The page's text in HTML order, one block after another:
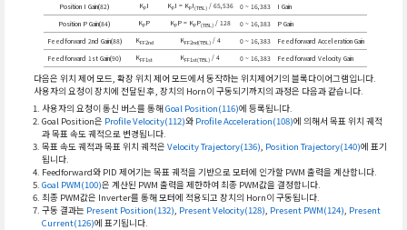
Position I Gain(82)
KPI KPI = KPI(TBL)/ 65,536 0 ~ 16,383
I Gain
Position P Gain(84)
KPP KPP = KPP(TBL)/ 128 0 ~ 16,383
P Gain
Feedforward 2nd Gain(88)
KFF2nd KFF2nd(TBL)/ 4 0 ~ 16,383
Feedforward Acceleration Gain
Feedforward 1st Gain(90)
KFF1st KFF1st(TBL) / 4 0 ~ 16,383 Feedforward Velocity Gain
다음은 위치 제어 모드, 확장 위치 제어 모드에서 동작하는 위치제어기의 블록다이어그램입니다.
사용자의 요청이 장치에 전달된 후, 장치의 Horn이 구동되기까지의 과정은 다음과 같습니다.
사용자의 요청이 통신 버스를 통해Goal Position(116)에 등록됩니다.
Goal Position은 Profile Velocity(112)와 Profile Acceleration(108)에 의해서 목표 위치 궤적
과 목표 속도 궤적으로 변경됩니다.
목표 속도 궤적과 목표 위치 궤적은Velocity Trajectory(136), Position Trajectory(140)에 표기
됩니다.
Feedforward와 PID 제어기는 목표 궤적을 기반으로 모터에 인가할 PWM 출력을 계산합니다.
Goal PWM(100)은 계산된 PWM 출력을 제한하여 최종 PWM값을 결정합니다.
최종 PWM값은 Inverter를 통해 모터에 적용되고 장치의 Horn이 구동됩니다.
구동 결과는 Present Position(132), Present Velocity(128), Present PWM(124), Present
Current(126)에 표기됩니다.